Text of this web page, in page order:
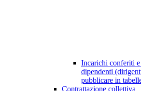
Incarichi conferiti
dipendenti
pubblicare in
Contrattazione collettiva